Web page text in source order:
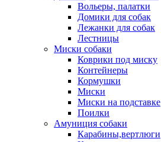
Вольеры, палатки
Домики для собак
Лежанки для собак
Лестницы
Миски собаки
Коврики под миску
Контейнеры
Кормушки
Миски
Миски на подставке
Поилки
Амуниция собаки
Карабины,вертлюги